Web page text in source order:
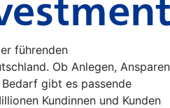
führenden
Ob Anlegen, Ansparen
gibt es passende
Kundinnen und Kunden